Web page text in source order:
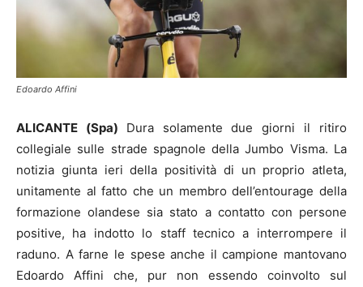
Edoardo Affini
ALICANTE (Spa) Dura solamente due giorni il ritiro
collegiale sulle strade spagnole della Jumbo Visma. La
notizia giunta ieri della positività di un proprio atleta,
unitamente al fatto che un membro dell’entourage della
formazione olandese sia stato a contatto con persone
positive, ha indotto lo staff tecnico a interrompere il
raduno. A farne le spese anche il campione mantovano
Edoardo Affini che, pur non essendo coinvolto sul